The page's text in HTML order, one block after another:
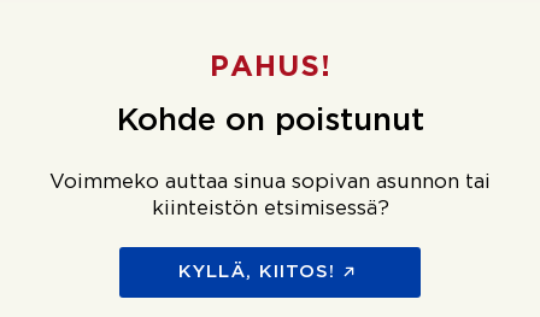
PAHUS!
Kohde on poistunut
Voimmeko auttaa sinua sopivan asunnon tai
kiinteistön etsimisessä?
KYLLÄ, KIITOS!